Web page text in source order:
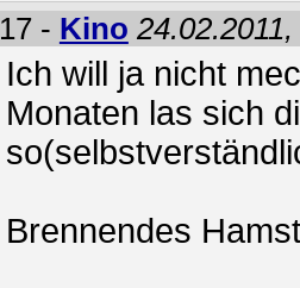
17 - Kino
Ich will ja nicht
Monaten las sich
Brennendes